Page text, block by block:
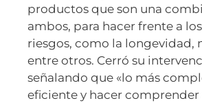
productos que son una
ambos, para hacer frente a
riesgos, como la longevidad,
entre otros. Cerró su
señalando que «lo más
eficiente y hacer comprender